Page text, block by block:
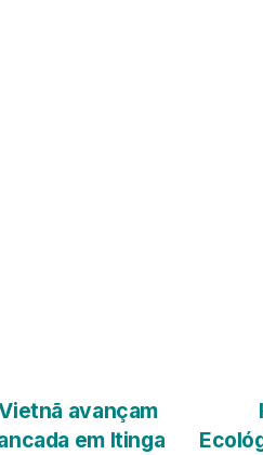
avançam
em Itinga